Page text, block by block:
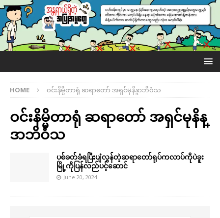
HOME ဝင်းနိမ္မိတာရုံ ဆရာတော် အရှင်မုနိန္ဒာဘိဝံသ
ဝင်းနိမ္မိတာရုံ ဆရာတော် အရှင်မုနိန္
ဒာဘိဝံသ
ပစ်ခတ်ခံရပြီးပျံလွန်တဲ့ဆရာတော်ရုပ်ကလာပ်ကိုပဲခူး
မြို့ကိုပြန်လည်ပင့်ဆောင်
June 20, 2024